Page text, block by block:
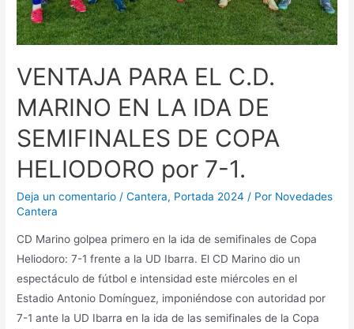
VENTAJA PARA EL C.D.
MARINO EN LA IDA DE
SEMIFINALES DE COPA
HELIODORO por 7-1.
Deja un comentario /Cantera, Portada 2024 / Por Novedades
Cantera
CD Marino golpea primero en la ida de semifinales de Copa
Heliodoro: 7-1 frente a la UD Ibarra. El CD Marino dio un
espectáculo de fútbol e intensidad este miércoles en el
Estadio Antonio Domínguez, imponiéndose con autoridad por
7-1 ante la UD Ibarra en la ida de las semifinales de la Copa